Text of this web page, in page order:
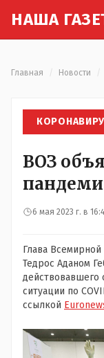
НАША Г
Главная Новости
ВОЗ
6 мая 2023 г. в
Глава
Тедрос Аданом
действовавшего
ситуации по
ссылкой